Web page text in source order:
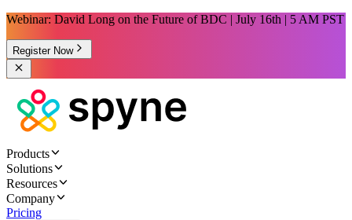
Webinar: David Long on the Future of BDC | July 16th | 5 AM PST
Register Now
Products
Solutions
Resources
Company
Pricing